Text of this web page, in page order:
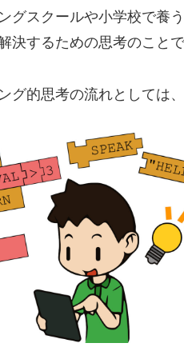
グスクールや小学校で養
決するための思考のことで
グ的思考の流れとしては、